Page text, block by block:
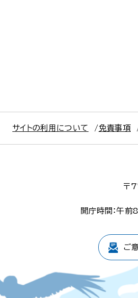
サイトの利用について 免責事項
〒
開庁時間：午
ご